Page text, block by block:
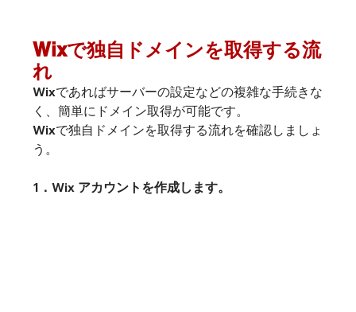
Wixで独自ドメインを取得する流
れ
Wixであればサーバーの設定などの複雑な手続きな
く、簡単にドメイン取得が可能です。
Wixで独自ドメインを取得する流れを確認しましょ
う。
1．Wix アカウントを作成します。